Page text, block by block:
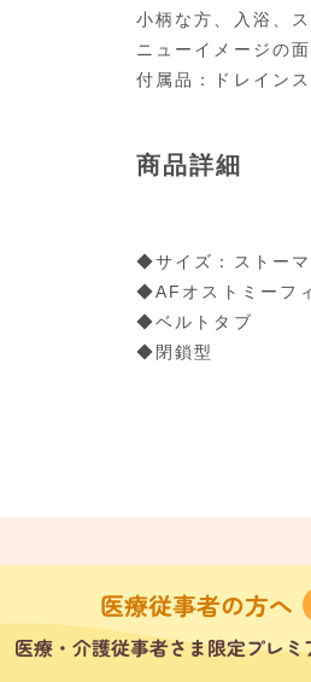
小柄な方、入浴、
ニューイメージの
付属品：ドレイン
商品詳細
◆サイズ：ストー
◆AFオストミーフ
◆ベルトタブ
◆閉鎖型